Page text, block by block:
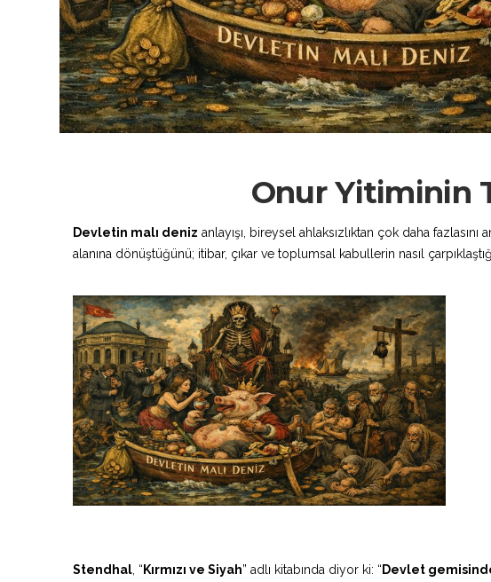
Onur Yitiminin
Devletin malı deniz anlayışı, bireysel ahlaksızlıktan çok daha
alanına dönüştüğünü; itibar, çıkar ve toplumsal kabullerin nasıl
Stendhal , “Kırmızı ve Siyah” adlı kitabında diyor ki: “Devlet